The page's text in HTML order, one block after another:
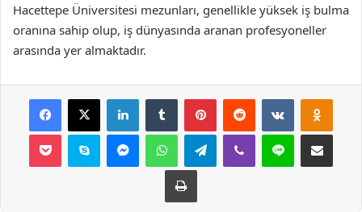
Hacettepe Üniversitesi mezunları, genellikle yüksek iş bulma
oranına sahip olup, iş dünyasında aranan profesyoneller
arasında yer almaktadır.
Facebook
X LinkedInTumblr PinterestReddit VKontakte
Pocket Skype MessengerWhatsAppTelegramViber Line E-Posta ile
Yazdır